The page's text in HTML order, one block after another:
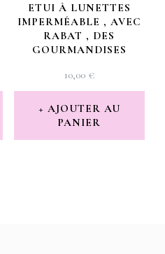
ETUI À LUNETTES
IMPERMÉABLE , AVEC
RABAT , DES
GOURMANDISES
10,00 €
AJOUTER AU
PANIER